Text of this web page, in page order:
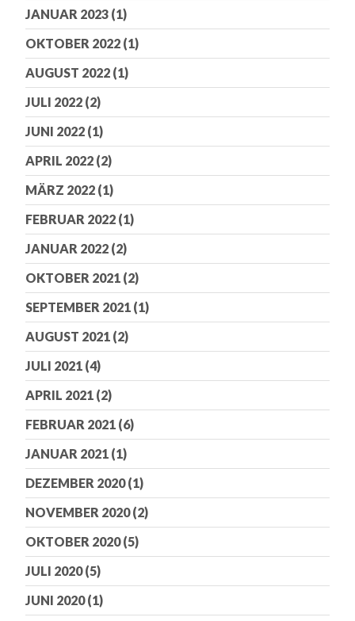
JANUAR 2023 (1)
OKTOBER 2022 (1)
AUGUST 2022 (1)
JULI 2022 (2)
JUNI 2022 (1)
APRIL 2022 (2)
MÄRZ 2022 (1)
FEBRUAR 2022 (1)
JANUAR 2022 (2)
OKTOBER 2021 (2)
SEPTEMBER 2021 (1)
AUGUST 2021 (2)
JULI 2021 (4)
APRIL 2021 (2)
FEBRUAR 2021 (6)
JANUAR 2021 (1)
DEZEMBER 2020(1)
NOVEMBER 2020(2)
OKTOBER 2020(5)
JULI 2020(5)
JUNI 2020(1)